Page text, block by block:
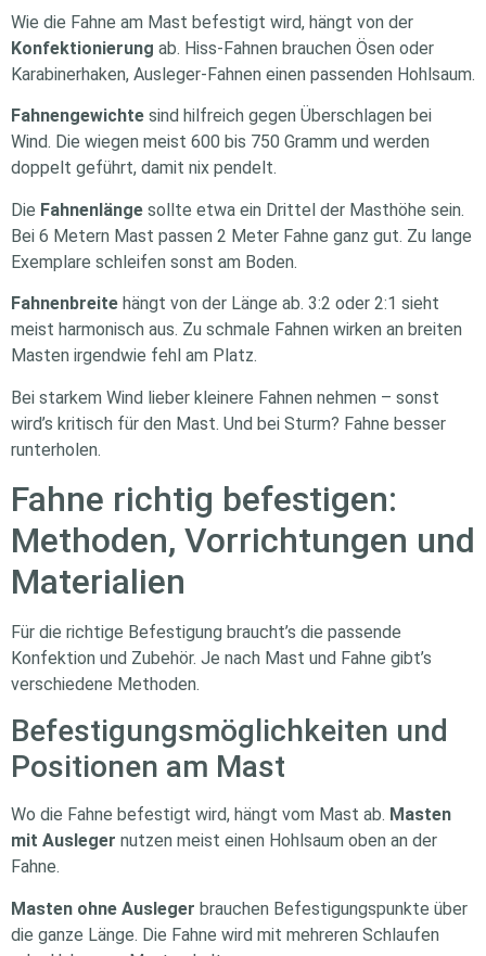
Wie die Fahne am Mast befestigt wird, hängt von der
Konfektionierung ab. Hiss-Fahnen brauchen Ösen oder
Karabinerhaken, Ausleger-Fahnen einen passenden Hohlsaum.
Fahnengewichte sind hilfreich gegen Überschlagen bei
Wind. Die wiegen meist 600 bis 750 Gramm und werden
doppelt geführt, damit nix pendelt.
Die Fahnenlänge sollte etwa ein Drittel der Masthöhe sein.
Bei 6 Metern Mast passen 2 Meter Fahne ganz gut. Zu lange
Exemplare schleifen sonst am Boden.
Fahnenbreite hängt von der Länge ab. 3:2 oder 2:1 sieht
meist harmonisch aus. Zu schmale Fahnen wirken an breiten
Masten irgendwie fehl am Platz.
Bei starkem Wind lieber kleinere Fahnen nehmen – sonst
wird’s kritisch für den Mast. Und bei Sturm? Fahne besser
runterholen.
Fahne richtig befestigen:
Methoden, Vorrichtungen und
Materialien
Für die richtige Befestigung braucht’s die passende
Konfektion und Zubehör. Je nach Mast und Fahne gibt’s
verschiedene Methoden.
Befestigungsmöglichkeiten und
Positionen am Mast
Wo die Fahne befestigt wird, hängt vom Mast ab. Masten
mit Ausleger nutzen meist einen Hohlsaum oben an der
Fahne.
Masten ohne Ausleger brauchen Befestigungspunkte über
die ganze Länge. Die Fahne wird mit mehreren Schlaufen